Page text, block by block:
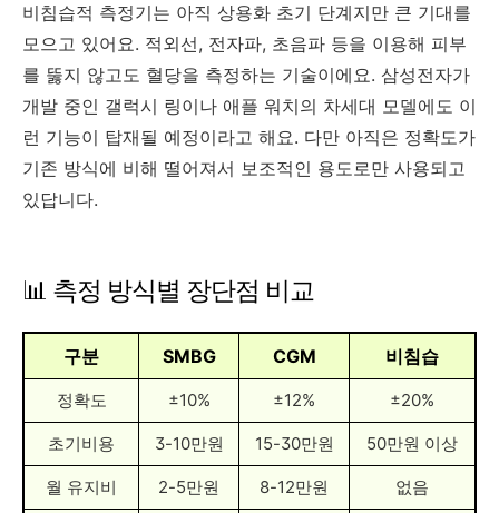
비침습적 측정기는 아직 상용화 초기 단계지만 큰 기대를
모으고 있어요. 적외선, 전자파, 초음파 등을 이용해 피부
를 뚫지 않고도 혈당을 측정하는 기술이에요. 삼성전자가
개발 중인 갤럭시 링이나 애플 워치의 차세대 모델에도 이
런 기능이 탑재될 예정이라고 해요. 다만 아직은 정확도가
기존 방식에 비해 떨어져서 보조적인 용도로만 사용되고
있답니다.
📊 측정 방식별 장단점 비교
구분 SMBG CGM 비침습
정확도 ±10% ±12% ±20%
초기비용 3-10만원 15-30만원 50만원 이상
월 유지비 2-5만원 8-12만원 없음